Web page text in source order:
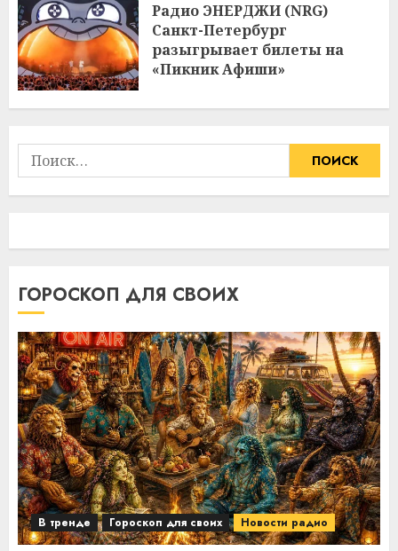
Радио ЭНЕРДЖИ (NRG)
Санкт-Петербург
разыгрывает билеты на
«Пикник Афиши»
Найти:
ГОРОСКОП ДЛЯ СВОИХ
В тренде Гороскоп для своих Новости радио